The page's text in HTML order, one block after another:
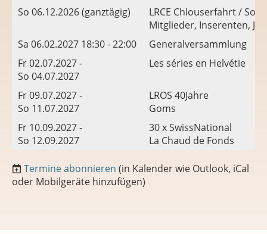
So 06.12.2026 (ganztägig)
LRCE Chlouserfahrt /
Mitglieder, Inserenten,
Sa 06.02.2027 18:30 - 22:00
Generalversammlung
Fr 02.07.2027 -
So 04.07.2027
Les séries en Helvétie
Fr 09.07.2027 -
So 11.07.2027
LROS 40Jahre
Goms
Fr 10.09.2027 -
So 12.09.2027
30 x SwissNational
La Chaud de Fonds
Termine abonnieren (in Kalender wie Outlook, iCal
oder Mobilgeräte hinzufügen)